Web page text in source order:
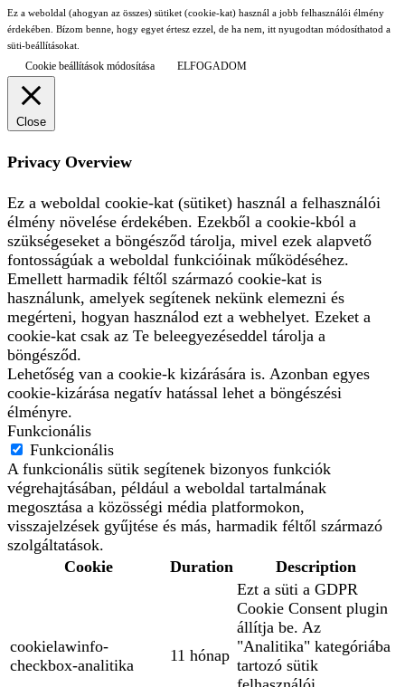
Ez a weboldal (ahogyan az összes) sütiket (cookie-kat) használ a jobb felhasználói élmény
érdekében. Bízom benne, hogy egyet értesz ezzel, de ha nem, itt nyugodtan módosíthatod a
süti-beállításokat.
Cookie beállítások módosítása ELFOGADOM
Close
Privacy Overview
Ez a weboldal cookie-kat (sütiket) használ a felhasználói
élmény növelése érdekében. Ezekből a cookie-kból a
szükségeseket a böngésződ tárolja, mivel ezek alapvető
fontosságúak a weboldal funkcióinak működéséhez.
Emellett harmadik féltől származó cookie-kat is
használunk, amelyek segítenek nekünk elemezni és
megérteni, hogyan használod ezt a webhelyet. Ezeket a
cookie-kat csak az Te beleegyezéseddel tárolja a
böngésződ.
Lehetőség van a cookie-k kizárására is. Azonban egyes
cookie-kizárása negatív hatással lehet a böngészési
élményre.
Funkcionális
Funkcionális
A funkcionális sütik segítenek bizonyos funkciók
végrehajtásában, például a weboldal tartalmának
megosztása a közösségi média platformokon,
visszajelzések gyűjtése és más, harmadik féltől származó
szolgáltatások.
Cookie
Duration Description
cookielawinfo-
checkbox-analitika
11 hónap
Ezt a süti a GDPR
Cookie Consent plugin
állítja be. Az
"Analitika" kategóriába
tartozó sütik